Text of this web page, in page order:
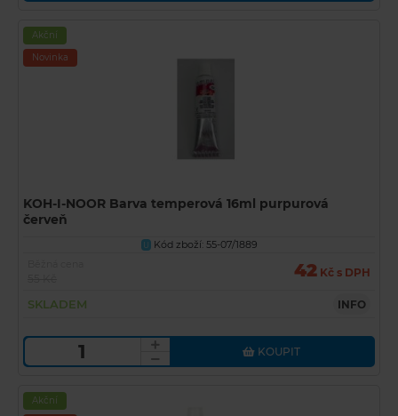
Akční
Novinka
KOH-I-NOOR Barva temperová 16ml purpurová
červeň
U Kód zboží: 55-07/1889
42 Kč s DPH
SKLADEM INFO
KOUPIT
Akční